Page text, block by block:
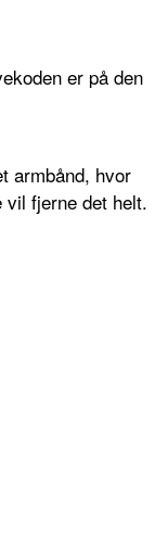
er på den
armbånd, hvor
fjerne det helt.